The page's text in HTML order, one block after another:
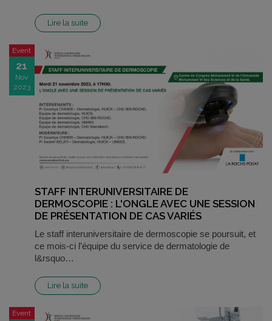
Lire la suite
Event
21
Nov
2023
STAFF INTERUNIVERSITAIRE DE
DERMOSCOPIE : L'ONGLE AVEC UNE SESSION
DE PRÉSENTATION DE CAS VARIÉS
Le staff interuniversitaire de dermoscopie se poursuit, et
ce mois-ci l’équipe du service de dermatologie de
l&rsquo…
Lire la suite
Event